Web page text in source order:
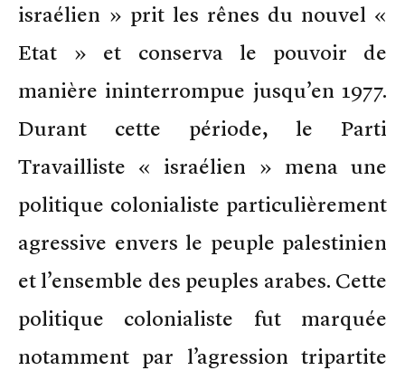
israélien » prit les rênes du nouvel «
Etat » et conserva le pouvoir de
manière ininterrompue jusqu’en 1977.
Durant cette période, le Parti
Travailliste « israélien » mena une
politique colonialiste particulièrement
agressive envers le peuple palestinien
et l’ensemble des peuples arabes. Cette
politique colonialiste fut marquée
notamment par l’agression tripartite